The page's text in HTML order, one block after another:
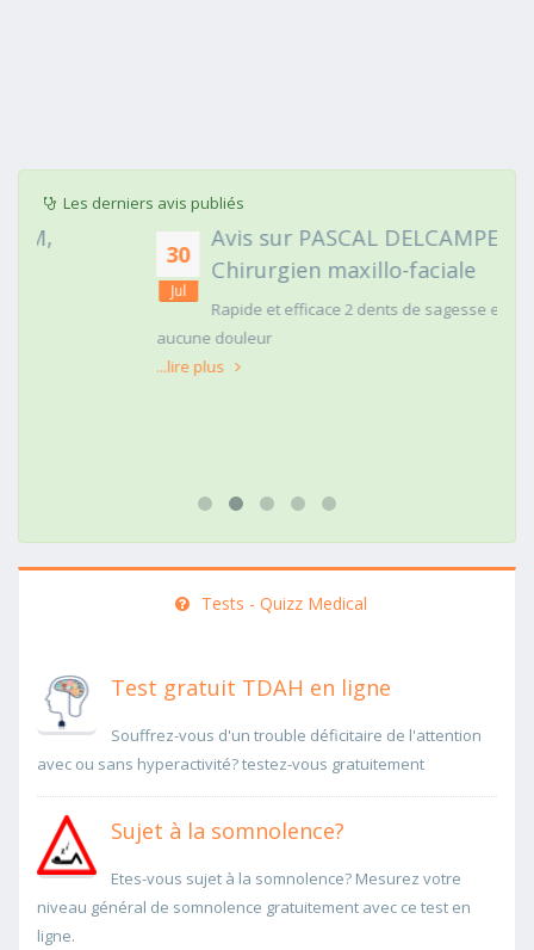
Les derniers avis publiés
Avis sur PASCAL DELCAMPE,
Chirurgien maxillo-faciale
Rapide et efficace 2 dents de sagesse extraites
aucune douleur
Tests - Quizz Medical
Test gratuit TDAH en ligne
Souffrez-vous d'un trouble déficitaire de l'attention
avec ou sans hyperactivité? testez-vous gratuitement
Sujet à la somnolence?
Etes-vous sujet à la somnolence? Mesurez votre
niveau général de somnolence gratuitement avec ce test en
ligne.